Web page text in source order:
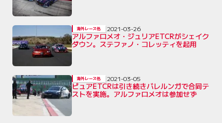
アルファロメオ・ジュリアETCRがシェイク
ダウン。ステファノ・コレッティを起用
海外レース他 2021-03-26
ピュアETCRは引き続きバレルンガで合同テ
ストを実施。アルファロメオは参加せず
海外レース他 2021-03-05